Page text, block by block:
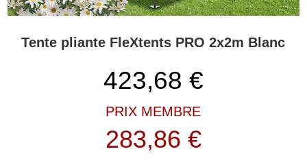
pliante FleXtents® nous ont choisis parce qu’ils y ont obtenu des
commander le modèle dont ils avaient besoin pour leur usage
spécifique. Lorsque vous possédez une tente pliante FleXtents®
connaissances et le service de l’équipe de service FleXtents®.
Les tentes pliantes FleXtents® PRO sont des tentes de haute
qualité, fabriquées dans des matériaux solides et légers. Les
Tente pliante FleXtents PRO 2x2m Blanc
423,68 €
PRIX MEMBRE
283,86 €